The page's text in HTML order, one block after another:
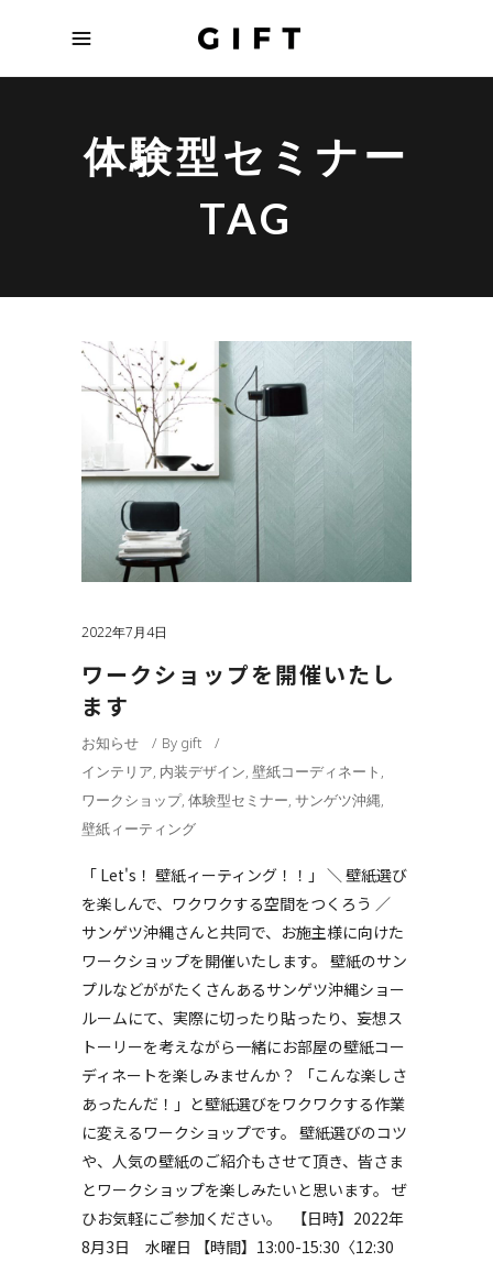
体験型セミナー
TAG
2022年7月4日
ワークショップを開催いたし
ます
お知らせ By gift
インテリア, 内装デザイン, 壁紙コーディネート ,
ワークショップ, 体験型セミナー, サンゲツ沖縄,
壁紙ィーティング
「 Let's！ 壁紙ィーティング！！」 ＼ 壁紙選び
を楽しんで、ワクワクする空間をつくろう ／
サンゲツ沖縄さんと共同で、お施主様に向けた
ワークショップを開催いたします。 壁紙のサン
プルなどががたくさんあるサンゲツ沖縄ショー
ルームにて、実際に切ったり貼ったり、妄想ス
トーリーを考えながら一緒にお部屋の壁紙コー
ディネートを楽しみませんか？ 「こんな楽しさ
あったんだ！」と壁紙選びをワクワクする作業
に変えるワークショップです。 壁紙選びのコツ
や、人気の壁紙のご紹介もさせて頂き、皆さま
とワークショップを楽しみたいと思います。 ぜ
ひお気軽にご参加ください。 【日時】2022年
8月3日 水曜日 【時間】13:00-15:30〈12:30